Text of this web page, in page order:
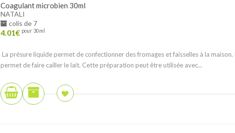
Coagulant microbien 30ml
NATALI
colis de 7
4.01€ pour 30ml
La présure liquide permet de confectionner des fromages et faisselles à la maison.
permet de faire cailler le lait. Cette préparation peut être utilisée avec...